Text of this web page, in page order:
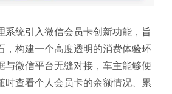
系统引入微信会员卡创新功能，旨
，构建一个高度透明的消费体验环
与微信平台无缝对接，车主能够便
时查看个人会员卡的余额情况、累